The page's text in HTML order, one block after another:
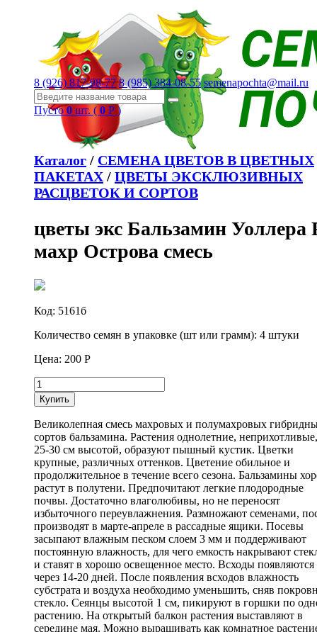
8 (926) 817-98-77 8 (985) 384-08-55 semenapochta@mail.ru
Пусто0 шт. ( 0 Р )
Каталог / СЕМЕНА ЦВЕТОВ В ЦВЕТНЫХ
ПАКЕТАХ / ЦВЕТЫ ЭКСКЛЮЗИВНЫХ
РАСЦВЕТОК И СОРТОВ
цветы экс Бальзамин Уоллера
махр Острова смесь
Код: 5161б
Количество семян в упаковке (шт или грамм): 4 штуки
Цена: 200 Р
Купить
Великолепная смесь махровых и полумахровых
сортов бальзамина. Растения однолетние,
25-30 см высотой, образуют пышный кустик. Цветки
крупные, различных оттенков. Цветение обильное и
продолжительное в течение всего сезона. Бальзамины
растут в полутени. Предпочитают легкие плодородные
почвы. Достаточно влаголюбивы, но не переносят
избыточного переувлажнения. Размножают семенами,
производят в марте-апреле в рассадные ящики. Посевы
засыпают влажным песком слоем 3 мм и поддерживают
постоянную влажность, для чего емкость накрывают
и ставят в хорошо освещенное место. Всходы появляются
через 14-20 дней. После появления всходов влажность
субстрата и воздуха необходимо уменьшить, сняв
стекло. Сеянцы высотой 1 см, пикируют в горшки по
растению. На открытый балкон растения выставляют в
середине мая. Можно выращивать как комнатное